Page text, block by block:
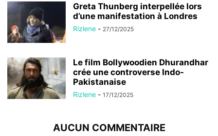
Greta Thunberg interpellée lors
d’une manifestation à Londres
Rizlene - 27/12/2025
Le film Bollywoodien Dhurandhar
crée une controverse Indo-
Pakistanaise
Rizlene - 17/12/2025
AUCUN COMMENTAIRE